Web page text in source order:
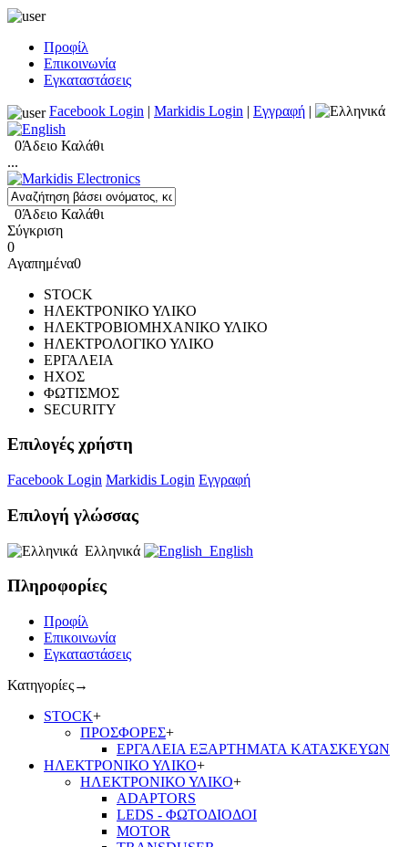
Προφίλ
Επικοινωνία
Εγκαταστάσεις
Facebook Login | Markidis Login | Εγγραφή |
0Άδειο Καλάθι
...
0Άδειο Καλάθι
Σύγκριση
0
Αγαπημένα0
STOCK
ΗΛΕΚΤΡΟΝΙΚΟ ΥΛΙΚΟ
ΗΛΕΚΤΡΟΒΙΟΜΗΧΑΝΙΚΟ ΥΛΙΚΟ
ΗΛΕΚΤΡΟΛΟΓΙΚΟ ΥΛΙΚΟ
ΕΡΓΑΛΕΙΑ
ΗΧΟΣ
ΦΩΤΙΣΜΟΣ
SECURITY
Επιλογές χρήστη
Facebook Login Markidis Login Εγγραφή
Επιλογή γλώσσας
Ελληνικά English
Πληροφορίες
Προφίλ
Επικοινωνία
Εγκαταστάσεις
Κατηγορίες→
STOCK+
ΠΡΟΣΦΟΡΕΣ+
ΕΡΓΑΛΕΙΑ ΕΞΑΡΤΗΜΑΤΑ ΚΑΤΑΣΚΕΥΩΝ
ΗΛΕΚΤΡΟΝΙΚΟ ΥΛΙΚΟ+
ΗΛΕΚΤΡΟΝΙΚΟ ΥΛΙΚΟ+
ADAPTORS
LEDS - ΦΩΤΟΔΙΟΔΟΙ
MOTOR